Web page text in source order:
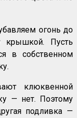
огонь до
крышкой. Пусть
в собственном
клюквенной
— нет. Поэтому
подливка —